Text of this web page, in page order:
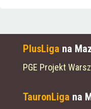
PlusLiga na
PGE Projekt
TauronLiga na